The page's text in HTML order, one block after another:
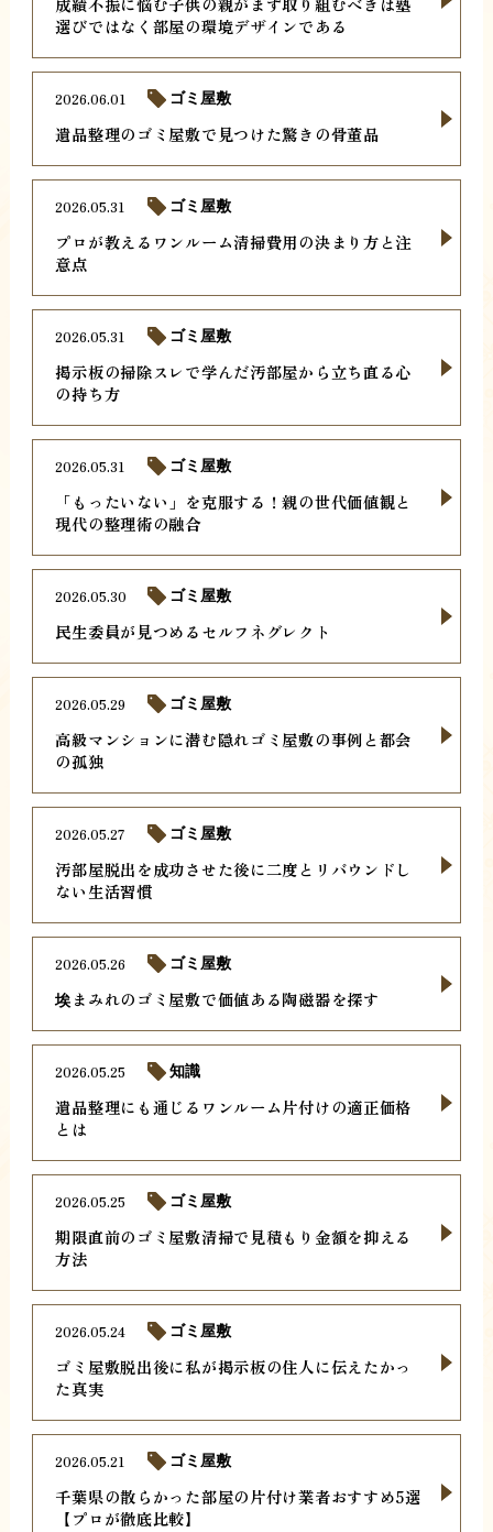
選びではなく部屋の環境デザインである
遺品整理のゴミ屋敷で見つけた驚きの骨董品
2026.06.01 ゴミ屋敷
プロが教えるワンルーム清掃費用の決まり方と注
意点
2026.05.31 ゴミ屋敷
掲示板の掃除スレで学んだ汚部屋から立ち直る心
の持ち方
2026.05.31 ゴミ屋敷
「もったいない」を克服する！親の世代価値観と
現代の整理術の融合
2026.05.31 ゴミ屋敷
民生委員が見つめるセルフネグレクト
2026.05.30 ゴミ屋敷
高級マンションに潜む隠れゴミ屋敷の事例と都会
の孤独
2026.05.29 ゴミ屋敷
汚部屋脱出を成功させた後に二度とリバウンドし
ない生活習慣
2026.05.27 ゴミ屋敷
埃まみれのゴミ屋敷で価値ある陶磁器を探す
2026.05.26 ゴミ屋敷
遺品整理にも通じるワンルーム片付けの適正価格
とは
2026.05.25 知識
期限直前のゴミ屋敷清掃で見積もり金額を抑える
方法
2026.05.25 ゴミ屋敷
ゴミ屋敷脱出後に私が掲示板の住人に伝えたかっ
た真実
2026.05.24 ゴミ屋敷
千葉県の散らかった部屋の片付け業者おすすめ5選
【プロが徹底比較】
2026.05.21 ゴミ屋敷